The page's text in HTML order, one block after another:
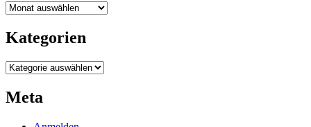
Archiv
Kategorien
Kategorien
Meta